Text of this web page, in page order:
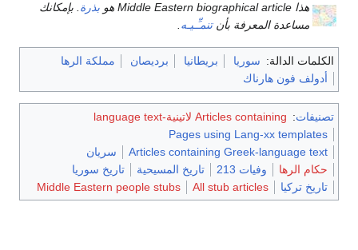
هذا Middle Eastern biographical article هو
بذرة . بإمكانك
مساعدة المعرفة بأنتنمـِّـيـه
الكلمات الدالة: سوريا بريطانيا برديصان
مملكة الرها
أدولف فون هارناك
تصنيفات: Articles containing لاتينية-language text
Pages using Lang-xx templates
Articles containing Greek-language text
سريان
حكام الرها
وفيات 213 تاريخ المسيحية
تاريخ سوريا
تاريخ تركيا
All stub articles
Middle Eastern people stubs